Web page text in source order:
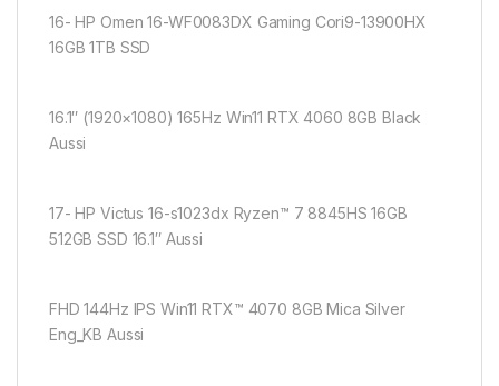
16- HP Omen 16-WF0083DX Gaming Cori9-13900HX
16GB 1TB SSD
16.1″ (1920×1080) 165Hz Win11 RTX 4060 8GB Black
Aussi
17- HP Victus 16-s1023dx Ryzen™ 7 8845HS 16GB
512GB SSD 16.1″ Aussi
FHD 144Hz IPS Win11 RTX™ 4070 8GB Mica Silver
Eng_KB Aussi